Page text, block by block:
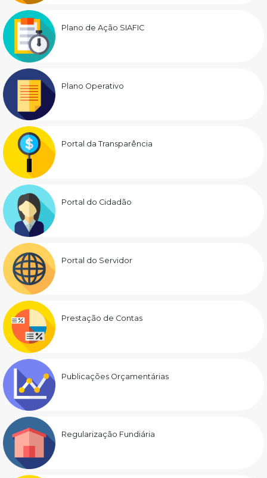
Plano de Ação SIAFIC
Plano Operativo
Portal da Transparência
Portal do Cidadão
Portal do Servidor
Prestação de Contas
Publicações Orçamentárias
Regularização Fundiária